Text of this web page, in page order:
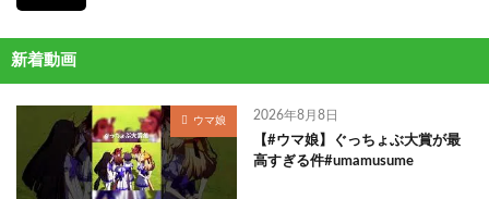
新着動画
ウマ娘 2026年8月8日
【#ウマ娘】ぐっちょぶ大賞が最
高すぎる件#umamusume